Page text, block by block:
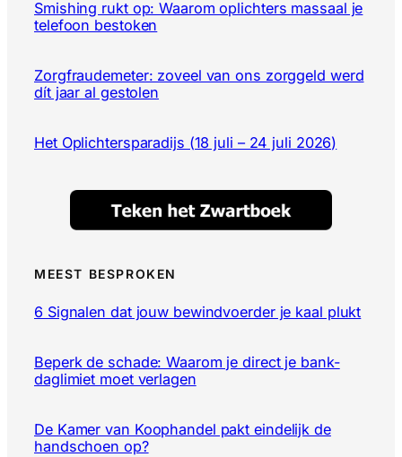
Smishing rukt op: Waarom oplichters massaal je
telefoon bestoken
Zorgfraudemeter: zoveel van ons zorggeld werd
dít jaar al gestolen
Het Oplichtersparadijs (18 juli – 24 juli 2026)
MEEST BESPROKEN
6 Signalen dat jouw bewindvoerder je kaal plukt
Beperk de schade: Waarom je direct je bank-
daglimiet moet verlagen
De Kamer van Koophandel pakt eindelijk de
handschoen op?